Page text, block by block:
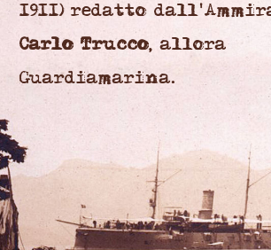
1911) redatto
Carlo Trucco, allora
Guardiamarina.